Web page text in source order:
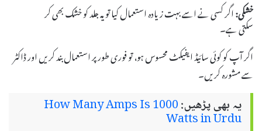
خشکی:اگر کسی نے اسے بہت زیادہ استعمال کیا تو یہ جلد کو خشک بھی کر
سکتی ہے۔
اگر آپ کو کوئی سائیڈ ایفیکٹ محسوس ہو، تو فوری طور پر استعمال بند کریں اور ڈاکٹر
سے مشورہ کریں۔
یہ بھی پڑھیں:How Many Amps Is 1000
Watts in Urdu